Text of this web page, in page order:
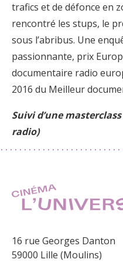
trafics et de défonce en
rencontré les stups, le
sous l’abribus. Une
passionnante, prix
documentaire radio
2016 du Meilleur
Suivi d’une
radio)
16 rue Georges Danton
59000 Lille (Moulins)